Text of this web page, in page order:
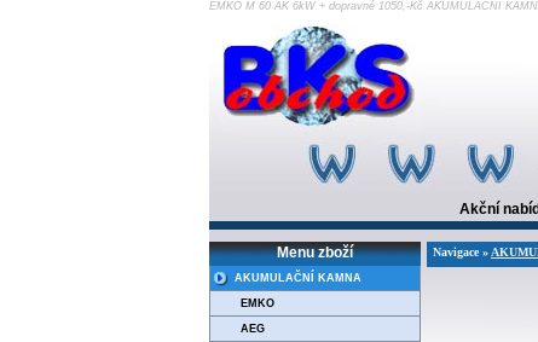
EMKO M 60 AK 6kW + dopravné 1050,-Kč AKUMULAČNÍ
Akční
Menu zboží
AKUMULAČNÍ KAMNA
EMKO
AEG
Navigace »